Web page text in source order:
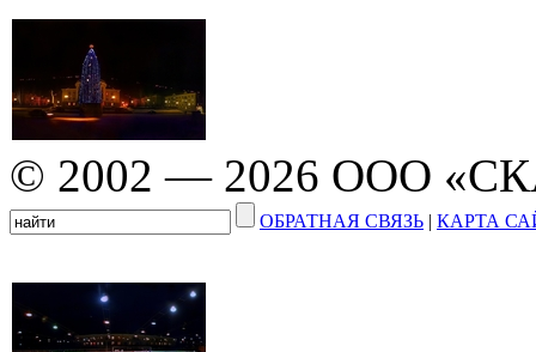
© 2002 — 2026 ООО
ОБРАТНАЯ СВЯЗЬ | КАРТА